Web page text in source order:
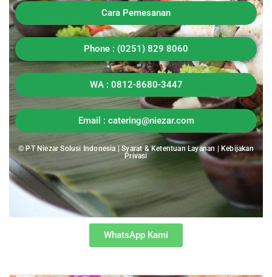
Cara Pemesanan
Phone : (0251) 829 8060
WA : 0812-8680-3447
Email : catering@niezar.com
© PT Niezar Solusi Indonesia |Syarat & Ketentuan Layanan
Kebijakan
Privasi
WhatsApp Kami